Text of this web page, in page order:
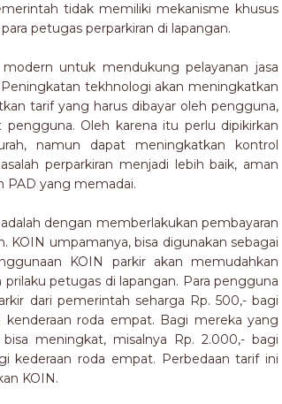
tidak memiliki mekanisme khusus
petugas perparkiran di lapangan.
untuk mendukung pelayanan jasa
tekhnologi akan meningkatkan
tarif yang harus dibayar oleh pengguna,
Oleh karena itu perlu dipikirkan
namun dapat meningkatkan kontrol
perparkiran menjadi lebih baik, aman
PAD yang memadai.
dengan memberlakukan pembayaran
KOIN umpamanya, bisa digunakan sebagai
KOIN parkir akan memudahkan
petugas di lapangan. Para pengguna
dari pemerintah seharga Rp. 500,- bagi
roda empat. Bagi mereka yang
meningkat, misalnya Rp. 2.000,- bagi
kederaan roda empat. Perbedaan tarif ini
KOIN.